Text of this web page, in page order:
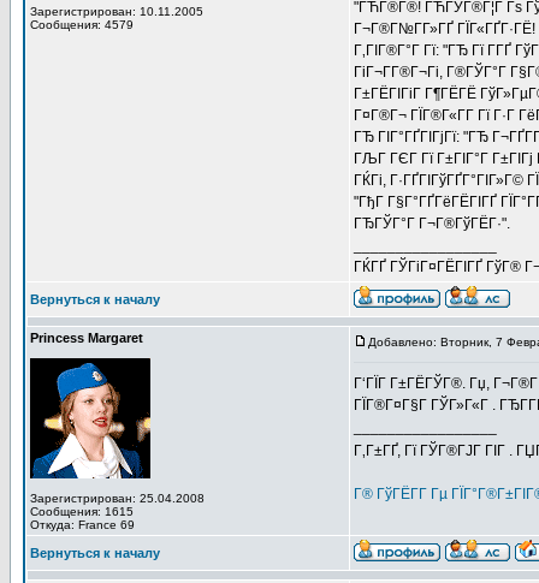
Зарегистрирован: 10.11.2005
Сообщения: 4579
"ГЋГ®Г®! ГЋГЎГ®Г¦Г Гѕ
Г¬Г®Г№Г­Г»ГҐ ГЇГ«ГҐГ·ГЁ!
Г‚ГІГ®Г°Г Гї: "ГЂ Гї Г­ГҐ
ГіГ¬Г­Г®Г¬Гі, Г®ГЎГ°Г
Г±ГЁГІГіГ Г¶ГЁГЁ
Г¤Г®Г¬ ГЇГ®Г«Г­Г Гї Г·Г
ГЂ ГІГ°ГҐГІГјГї: "ГЂ
ГЉГ ГЄГ Гї Г±ГІГ°Г
ГЌГі,
"ГђГ Г§Г°ГҐГёГЁГІГҐ
ГЂГЎГ°Г Г¬Г®ГўГЁГ·".
ГЌГҐ ГЎГіГ¤ГЁГІГҐ ГўГ®
Вернуться к началу
Princess Margaret
Зарегистрирован: 25.04.2008
Сообщения: 1615
Откуда: France 69
Добавлено: Вторник, 7
Г‘ГЇГ Г±ГЁГЎГ®. Гџ,
ГЇГ®Г¤Г§Г ГЎГ»Г«Г .
Г‚Г±ГҐ, Гї ГЎГ®ГЈГ ГІГ .
Г® ГўГЁГ­Г Гµ
Вернуться к началу